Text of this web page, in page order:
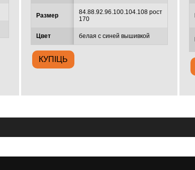
Размер
84.88.92.96.100.104.108 рост
170
Цвет белая с синей вышивкой